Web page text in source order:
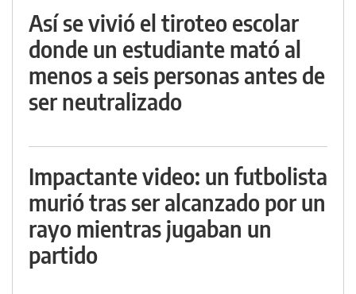
Así se vivió el tiroteo escolar
donde un estudiante mató al
menos a seis personas antes de
ser neutralizado
Impactante video: un futbolista
murió tras ser alcanzado por un
rayo mientras jugaban un
partido